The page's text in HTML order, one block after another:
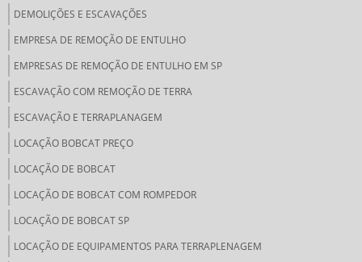
DEMOLIÇÕES E ESCAVAÇÕES
EMPRESA DE REMOÇÃO DE ENTULHO
EMPRESAS DE REMOÇÃO DE ENTULHO EM SP
ESCAVAÇÃO COM REMOÇÃO DE TERRA
ESCAVAÇÃO E TERRAPLANAGEM
LOCAÇÃO BOBCAT PREÇO
LOCAÇÃO DE BOBCAT
LOCAÇÃO DE BOBCAT COM ROMPEDOR
LOCAÇÃO DE BOBCAT SP
LOCAÇÃO DE EQUIPAMENTOS PARA TERRAPLENAGEM